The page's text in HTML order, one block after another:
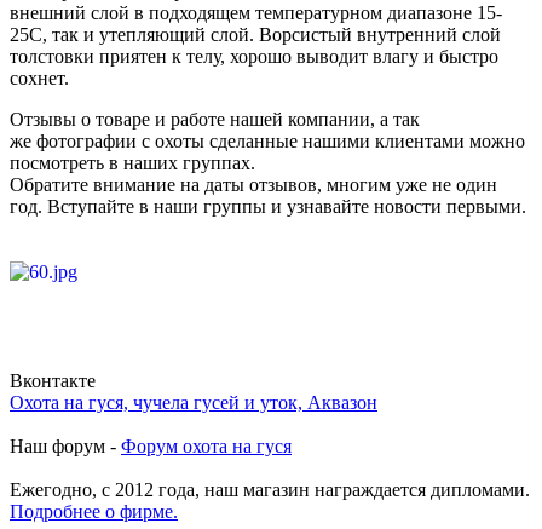
внешний слой в подходящем температурном диапазоне 15-
25С, так и утепляющий слой. Ворсистый внутренний слой
толстовки приятен к телу, хорошо выводит влагу и быстро
сохнет.
Отзывы о товаре и работе нашей компании, а так
же фотографии с охоты сделанные нашими клиентами можно
посмотреть в наших группах.
Обратите внимание на даты отзывов, многим уже не один
год. Вступайте в наши группы и узнавайте новости первыми.
Вконтакте
Охота на гуся, чучела гусей и уток, Аквазон
Наш форум - Форум охота на гуся
Ежегодно, с 2012 года, наш магазин награждается дипломами.
Подробнее о фирме.